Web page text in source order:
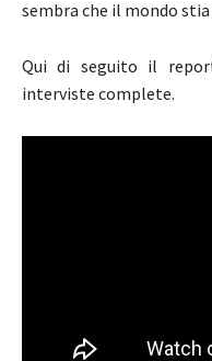
sembra che il mondo stia
Qui di seguito il
interviste complete.